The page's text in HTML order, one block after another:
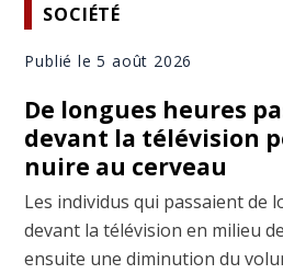
SOCIÉTÉ
Publié le 5 août 2026
De longues heures
devant la télévision
nuire au cerveau
Les individus qui passaient de
devant la télévision en milieu
ensuite une diminution du